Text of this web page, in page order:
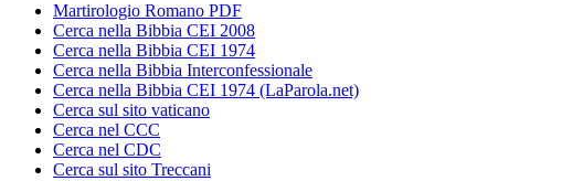
Martirologio Romano PDF
Cerca nella Bibbia CEI 2008
Cerca nella Bibbia CEI 1974
Cerca nella Bibbia Interconfessionale
Cerca nella Bibbia CEI 1974 (LaParola.net)
Cerca sul sito vaticano
Cerca nel CCC
Cerca nel CDC
Cerca sul sito Treccani